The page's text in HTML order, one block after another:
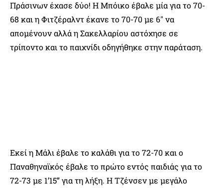
Πράσινων έχασε δύο! Η Μπόικο έβαλε μία για το 70-
68 και η Φιτζέραλντ έκανε το 70-70 με 6″ να
απομένουν αλλά η Σακελλαρίου αστόχησε σε
τρίποντο και το παιχνίδι οδηγήθηκε στην παράταση.
Εκεί η Μάλι έβαλε το καλάθι για το 72-70 και ο
Παναθηναϊκός έβαλε το πρώτο εντός παιδιάς για το
72-73 με 1’15” για τη λήξη. Η Τζένσεν με μεγάλο